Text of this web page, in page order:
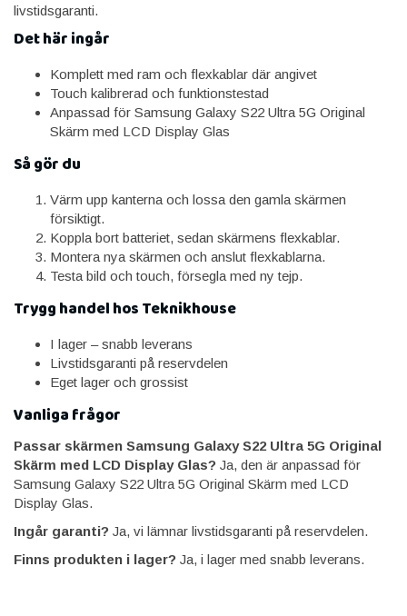
livstidsgaranti.
Det här ingår
Komplett med ram och flexkablar där angivet
Touch kalibrerad och funktionstestad
Anpassad för Samsung Galaxy S22 Ultra 5G Original
Skärm med LCD Display Glas
Så gör du
Värm upp kanterna och lossa den gamla skärmen
försiktigt.
Koppla bort batteriet, sedan skärmens flexkablar.
Montera nya skärmen och anslut flexkablarna.
Testa bild och touch, försegla med ny tejp.
Trygg handel hos Teknikhouse
I lager – snabb leverans
Livstidsgaranti på reservdelen
Eget lager och grossist
Vanliga frågor
Passar skärmen Samsung Galaxy S22 Ultra 5G Original
Skärm med LCD Display Glas? Ja, den är anpassad för
Samsung Galaxy S22 Ultra 5G Original Skärm med LCD
Display Glas.
Ingår garanti? Ja, vi lämnar livstidsgaranti på reservdelen.
Finns produkten i lager? Ja, i lager med snabb leverans.